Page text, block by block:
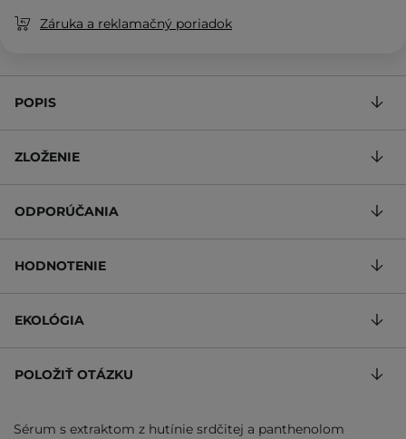
Záruka a reklamačný poriadok
POPIS
ZLOŽENIE
ODPORÚČANIA
HODNOTENIE
EKOLÓGIA
POLOŽIŤ OTÁZKU
Sérum s extraktom z hutínie srdčitej a panthenolom